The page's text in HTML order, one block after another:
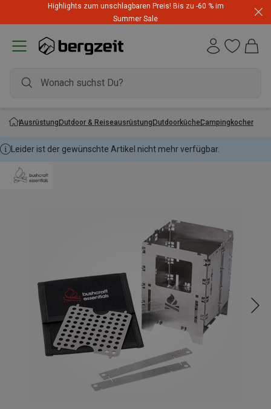
Highlights zum unschlagbaren Preis! Bis zu -60 % im
Summer Sale
AusrüstungOutdoor & ReiseausrüstungOutdoorkücheCampingkocher
Leider ist der gewünschte Artikel nicht mehr verfügbar.